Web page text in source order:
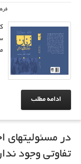
ادامه مطلب
در مسئولیتهای
تفاوتی وجود